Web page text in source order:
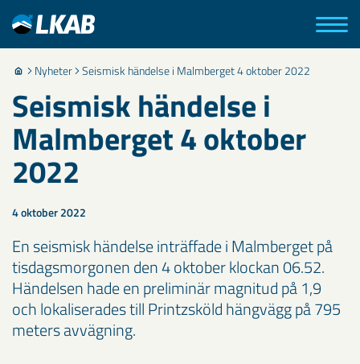
Nyheter Seismisk händelse i Malmberget 4 oktober 2022
Seismisk händelse i
Malmberget 4 oktober
2022
4 oktober 2022
En seismisk händelse inträffade i Malmberget på
tisdagsmorgonen den 4 oktober klockan 06.52.
Händelsen hade en preliminär magnitud på 1,9
och lokaliserades till Printzsköld hängvägg på 795
meters avvägning.